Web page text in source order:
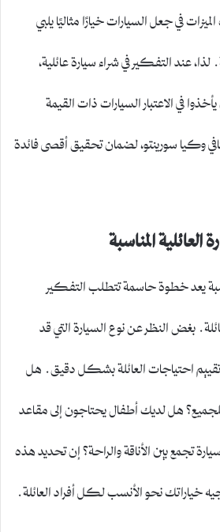
في جعل السيارات خيارًا مثاليًا يلبي
لذا، عند التفكير في شراء سيارة عائلية،
في الاعتبار السيارات ذات القيمة
وكيا سورينتو، لضمان تحقيق أقصى فائدة
المناسبة
يعد خطوة حاسمة تتطلب التفكير
بغض النظر عن نوع السيارة التي قد
تقييم احتياجات العائلة بشكل دقيق. هل
هل لديك أطفال يحتاجون إلى مقاعد
تجمع بين الأناقة والراحة؟ إن تحديد هذه
خياراتك نحو الأنسب لكل أفراد العائلة.